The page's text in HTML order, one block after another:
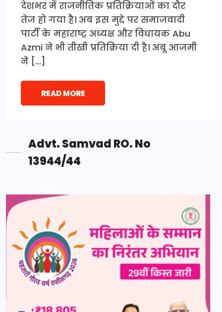
देशभर में राजनीतिक प्रतिक्रियाओं का दौर
तेज हो गया है। अब इस मुद्दे पर समाजवादी
पार्टी के महाराष्ट्र अध्यक्ष और विधायक Abu
Azmi ने भी तीखी प्रतिक्रिया दी है। अबू आजमी
ने […]
READ MORE
Advt. Samvad RO. No
13944/44